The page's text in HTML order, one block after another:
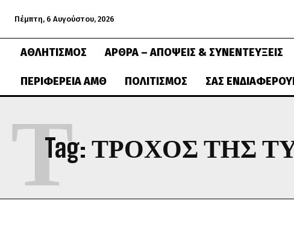
Πέμπτη, 6 Αυγούστου, 2026
ΑΘΛΗΤΙΣΜΌΣ ΆΡΘΡΑ – ΑΠΌΨΕΙΣ & ΣΥΝΕΝΤΕΎΞΕΙΣ
ΠΕΡΙΦΈΡΕΙΑ ΑΜΘ ΠΟΛΙΤΙΣΜΌΣ ΣΑΣ
Tag: ΤΡΟΧΌΣ ΤΗΣ
Τ